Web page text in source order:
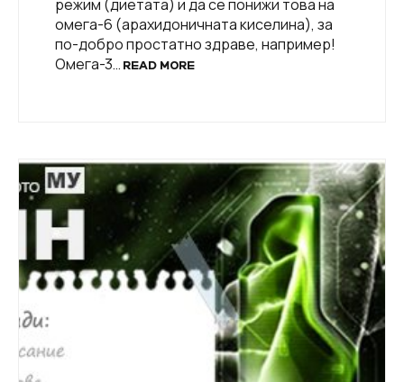
режим (диетата) и да се понижи това на
омега-6 (арахидоничната киселина), за
по-добро простатно здраве, например!
Омега-3… READ MORE